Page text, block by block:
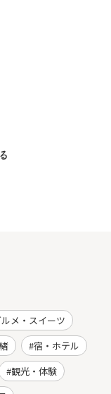
メ・スイーツ
宿・ホテル
観光・体験